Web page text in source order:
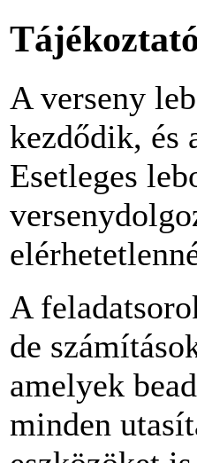
A verseny
kezdődik, és
Esetleges
A
de
amelyek
minden